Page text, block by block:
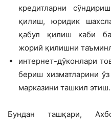
кредитларни
қилиш, юридик
қабул қилиш каби
жорий қилишни
интернет-дўконлари
бериш хизматларини
марказини ташкил этиш.
Бундан ташқари,